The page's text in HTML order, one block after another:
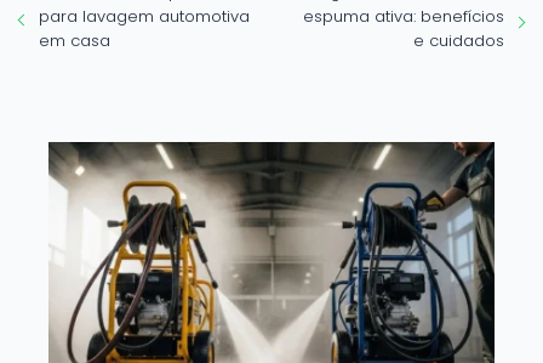
para lavagem automotiva
em casa
espuma ativa: benefícios
e cuidados